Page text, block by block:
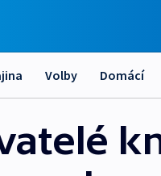
Volby Domácí